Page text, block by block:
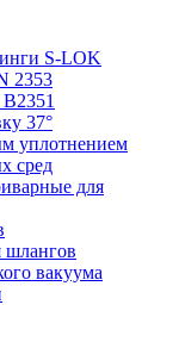
S-LOK
2353
37°
уплотнением
сред
для
шлангов
вакуума